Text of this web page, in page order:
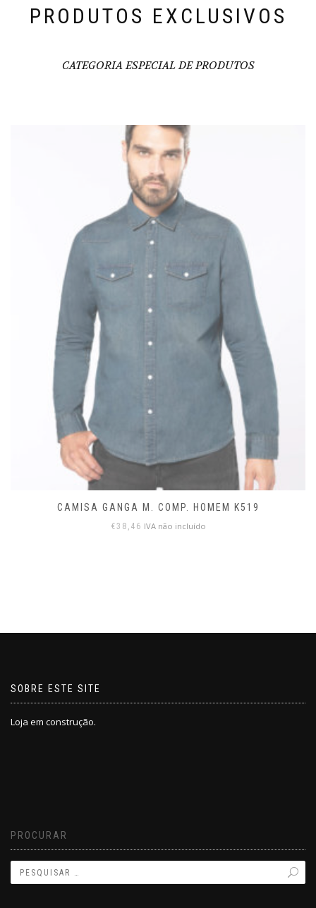
PRODUTOS EXCLUSIVOS
CATEGORIA ESPECIAL DE PRODUTOS
CAMISA GANGA M. COMP. HOMEM K519
€38,46 IVA não incluído
SOBRE ESTE SITE
Loja em construção.
PROCURAR